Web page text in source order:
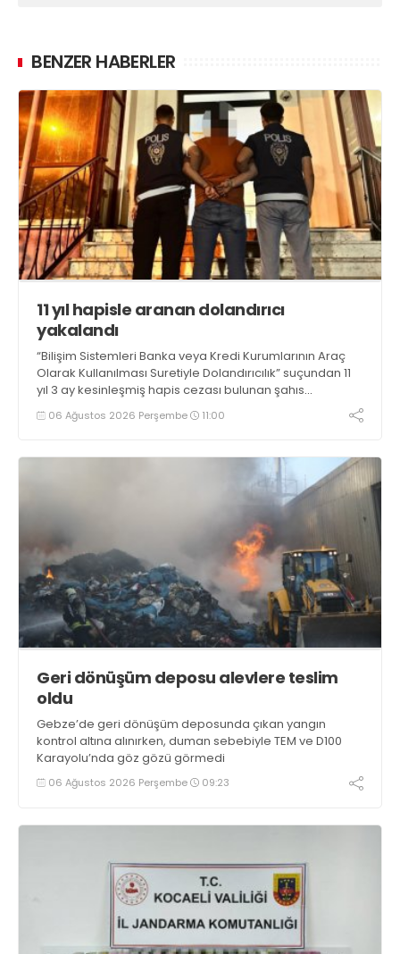
BENZER HABERLER
11 yıl hapisle aranan dolandırıcı
yakalandı
“Bilişim Sistemleri Banka veya Kredi Kurumlarının Araç
Olarak Kullanılması Suretiyle Dolandırıcılık” suçundan 11
yıl 3 ay kesinleşmiş hapis cezası bulunan şahıs
yakalandı
06 Ağustos 2026 Perşembe 11:00
Geri dönüşüm deposu alevlere teslim
oldu
Gebze’de geri dönüşüm deposunda çıkan yangın
kontrol altına alınırken, duman sebebiyle TEM ve D100
Karayolu’nda göz gözü görmedi
06 Ağustos 2026 Perşembe 09:23